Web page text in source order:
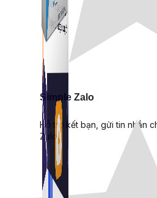
Simple Zalo
Hỗ trợ kết bạn, gửi tin nhắn
Zalo.